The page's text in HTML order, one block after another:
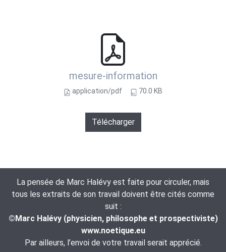
mesure-information
application/pdf 70.0 KB
Télécharger
La pensée de Marc Halévy est faite pour circuler, mais
tous les extraits de son travail doivent être cités comme
suit :
©Marc Halévy (physicien, philosophe et prospectiviste)
www.noetique.eu
Par ailleurs, l’envoi de votre travail serait apprécié.